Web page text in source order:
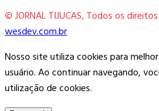
© JORNAL TIJUCAS, Todos os
wesdev.com.br
Nosso site utiliza cookies para
usuário. Ao continuar navegando,
utilização de cookies.